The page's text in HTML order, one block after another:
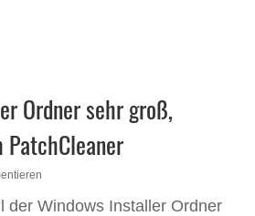
Ordner sehr groß,
der Windows Installer Ordner